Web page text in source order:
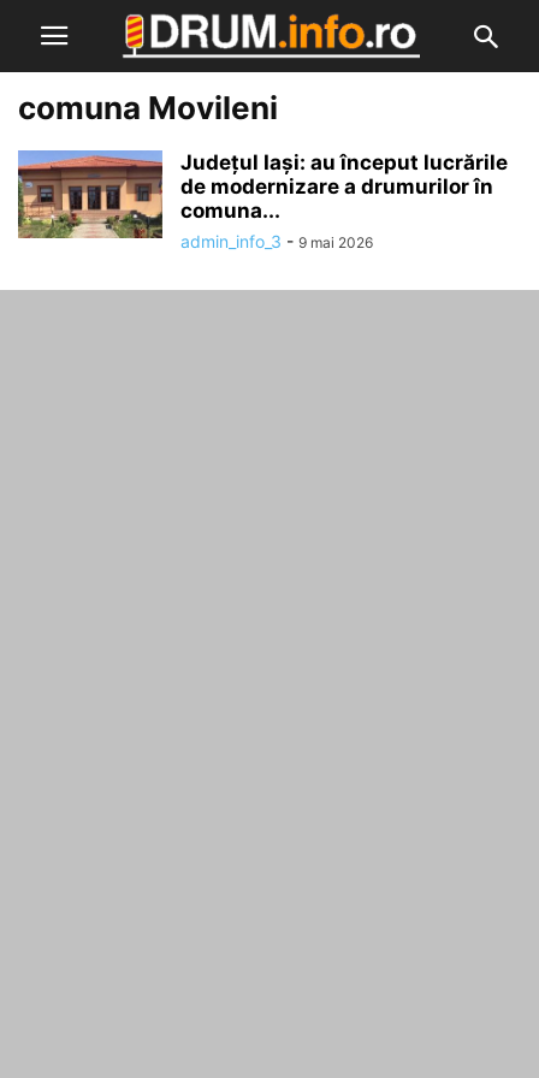
comuna Movileni
Județul Iași: au început lucrările
de modernizare a drumurilor în
comuna...
admin_info_3 - 9 mai 2026